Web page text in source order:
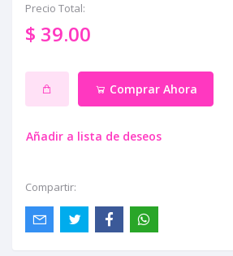
Precio Total:
$ 39.00
Comprar Ahora
Añadir a lista de deseos
Compartir: